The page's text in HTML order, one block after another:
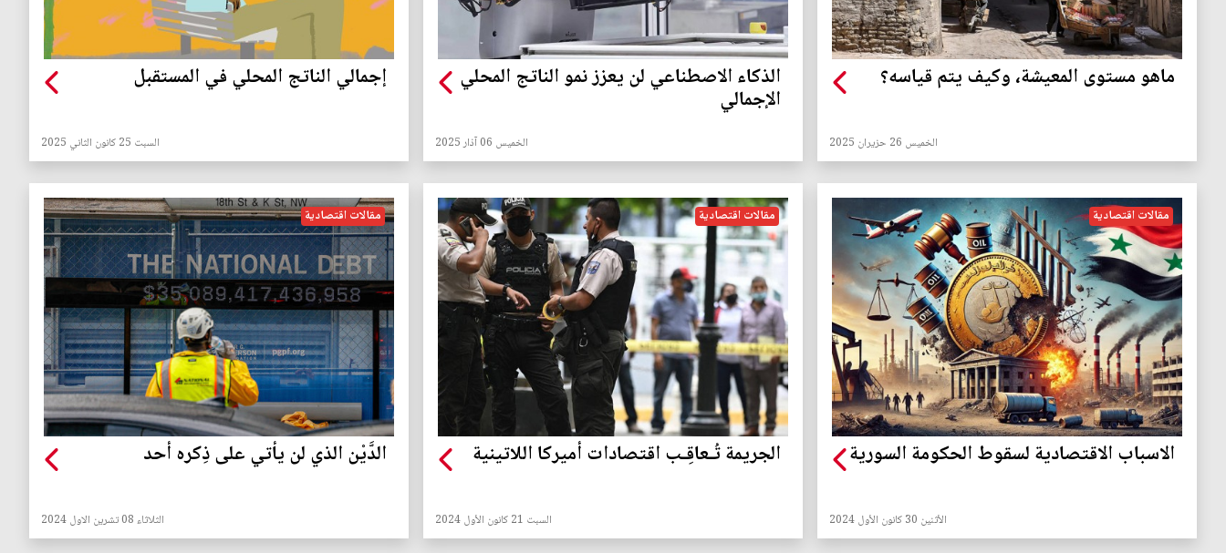
ماهو مستوى المعيشة، وكيف يتم قياسه؟
الخميس 26 حزيران 2025
الذكاء الاصطناعي لن يعزز نمو الناتج المحلي
الإجمالي
الخميس 06 آذار 2025
إجمالي الناتج المحلي في المستقبل
السبت 25 كانون الثاني 2025
مقالات اقتصادية
الاسباب الاقتصادية لسقوط الحكومة السورية
الأثنين 30 كانون الأول 2024
مقالات اقتصادية
الجريمة تُـعاقِـب اقتصادات أميركا اللاتينية
السبت 21 كانون الأول 2024
مقالات اقتصادية
الدَّيْن الذي لن يأتي على ذِكره أحد
الثلاثاء 08 تشرين الاول 2024